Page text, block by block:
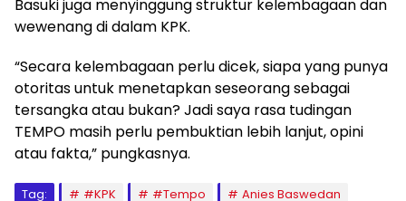
Basuki juga menyinggung struktur kelembagaan dan
wewenang di dalam KPK.
“Secara kelembagaan perlu dicek, siapa yang punya
otoritas untuk menetapkan seseorang sebagai
tersangka atau bukan? Jadi saya rasa tudingan
TEMPO masih perlu pembuktian lebih lanjut, opini
atau fakta,” pungkasnya.
Tag: #KPK #Tempo
Anies Baswedan